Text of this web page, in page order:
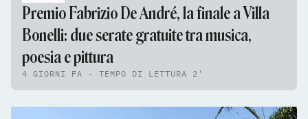
Premio Fabrizio De André, la finale a Villa
Bonelli: due serate gratuite tra musica,
poesia e pittura
4 GIORNI FA - TEMPO DI LETTURA 2'